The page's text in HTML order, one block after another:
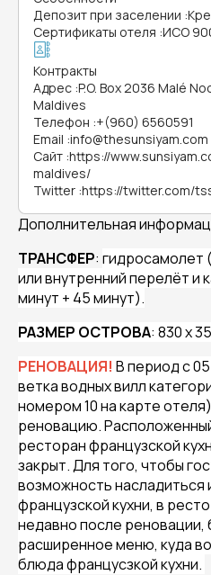
Депозит при заселении :
Сертификаты отеля :ИСО
Контракты
Адрес :P.O. Box 2036 Malé
Maldives
Телефон :+(960) 6560591
Email :info@thesunsiyam.com
Сайт :https://
maldives/
Twitter :https://twitter.com/
Дополнительная
ТРАНСФЕР: гидросамолет
или внутренний перелёт и
минут + 45 минут).
РАЗМЕР ОСТРОВА: 830 x
РЕНОВАЦИЯ! В период с
ветка водных вилл
номером 10 на карте
реновацию.
ресторан французской
закрыт. Для того, чтобы
возможность
французской кухни, в
недавно после
расширенное меню, куда
блюда францусзкой кухни.